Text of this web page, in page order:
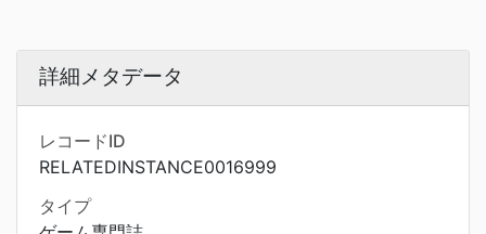
詳細メタデータ
レコードID
RELATEDINSTANCE0016999
タイプ